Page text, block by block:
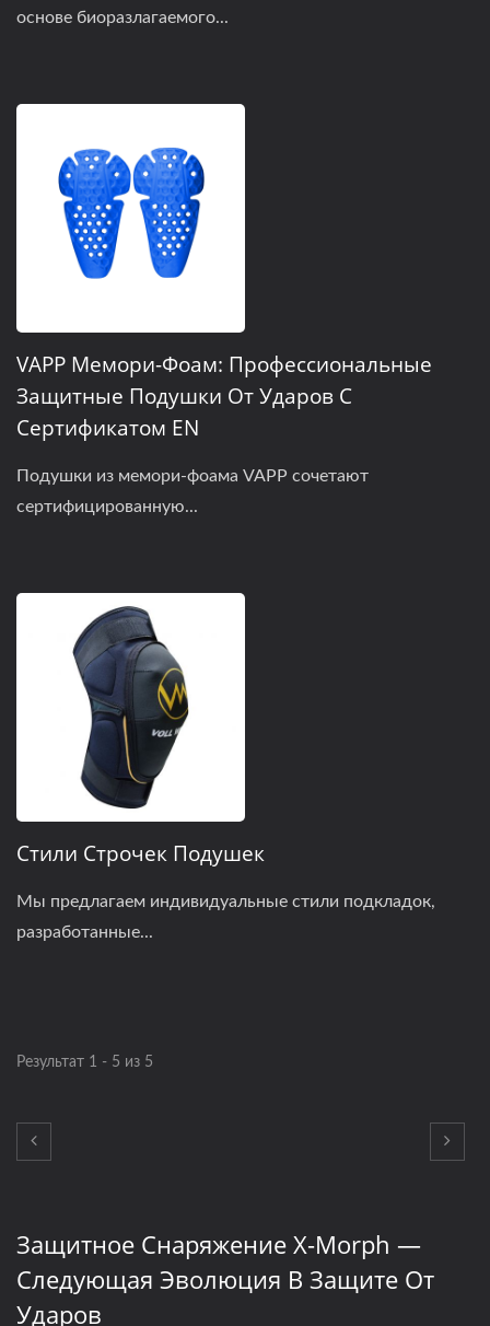
основе биоразлагаемого...
VAPP Мемори-Фоам: Профессиональные
Защитные Подушки От Ударов С
Сертификатом EN
Подушки из мемори-фоама VAPP сочетают
сертифицированную...
Стили Строчек Подушек
Мы предлагаем индивидуальные стили подкладок,
разработанные...
Результат 1 - 5 из 5
Защитное Снаряжение X-Morph —
Следующая Эволюция В Защите От
Ударов